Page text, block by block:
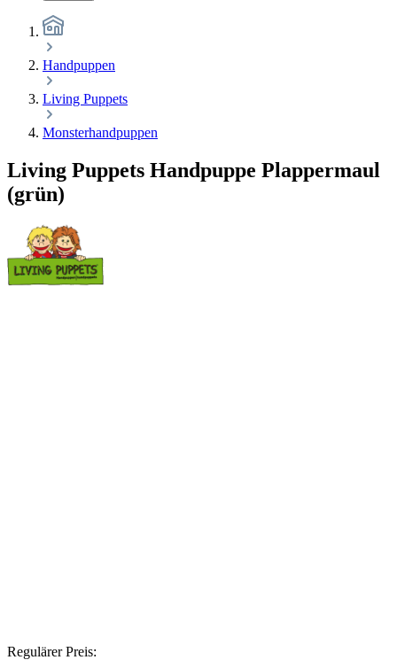
Handpuppen
Living Puppets
Monsterhandpuppen
Living Puppets Handpuppe Plappermaul
(grün)
Regulärer Preis: